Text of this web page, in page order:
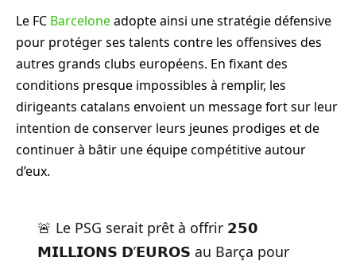
Le FC Barceloneadopte ainsi une stratégie défensive
pour protéger ses talents contre les offensives des
autres grands clubs européens. En fixant des
conditions presque impossibles à remplir, les
dirigeants catalans envoient un message fort sur leur
intention de conserver leurs jeunes prodiges et de
continuer à bâtir une équipe compétitive autour
d’eux.
🚨 Le PSG serait prêt à offrir 𝟮𝟱𝟬
𝗠𝗜𝗟𝗟𝗜𝗢𝗡𝗦 𝗗’𝗘𝗨𝗥𝗢𝗦 au Barça pour